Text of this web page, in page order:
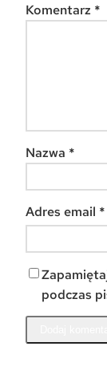
Komentarz *
Nazwa *
Adres email *
podczas